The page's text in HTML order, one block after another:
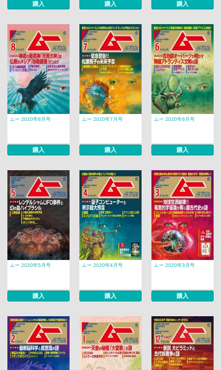
購入 購入 購入
ムー 2020年8月号
購入
ムー 2020年7月号
購入
ムー 2020年6月号
購入
ムー 2020年5月号
購入
ムー 2020年4月号
購入
ムー 2020年3月号
購入